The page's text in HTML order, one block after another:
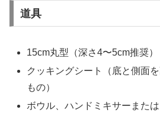
道具
15cm丸型（深さ4〜5cm推奨）
クッキングシート（底と側面
もの）
ボウル、ハンドミキサーまた